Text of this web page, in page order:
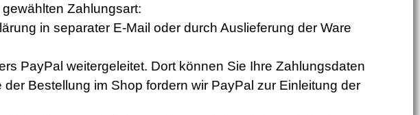
Zahlungsart:
in separater E-Mail oder durch Auslieferung der Ware
PayPal weitergeleitet. Dort können Sie Ihre Zahlungsdaten
Bestellung im Shop fordern wir PayPal zur Einleitung der